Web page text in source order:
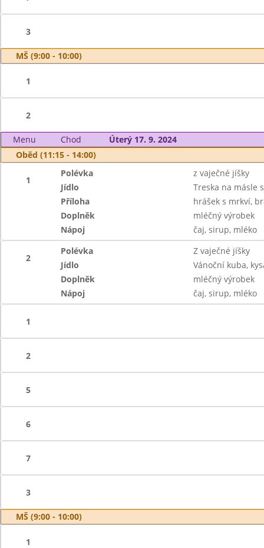
3
MŠ (9:00 - 10:00)
1
2
Menu Chod
Úterý 17. 9. 2024
Oběd (11:15 - 14:00)
1
Polévka
z vaječné jíšky
Jídlo
Treska na másle
Příloha
hrášek s mrkví,
Doplněk
mléčný výrobek
Nápoj
čaj, sirup, mléko
2
Polévka
Z vaječné jíšky
Jídlo
Vánoční kuba,
Doplněk
mléčný výrobek
Nápoj
čaj, sirup, mléko
1
2
5
6
7
3
MŠ (9:00 - 10:00)
1